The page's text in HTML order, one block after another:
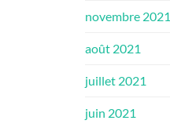
novembre 2021
août 2021
juillet 2021
juin 2021